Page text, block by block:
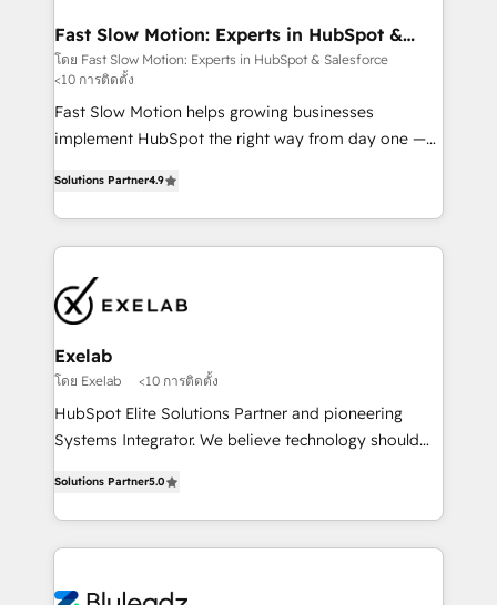
services include: - Choosing the right HubSpot
package for your business - Full CRM, Marketing, and
Sales Hub implementations - Custom dashboards
and reporting - Workflow automation and data
clean-up - Sales enablement and team training -
Leeds and London, we partner with SMEs across the
UK who are ready to turn HubSpot into the growth
engine it’s meant to be.
Fast Slow Motion: Experts in HubSpot &
Salesforce
โดย Fast Slow Motion: Experts in HubSpot & Salesforce
<10 การติดตั้ง
Fast Slow Motion helps growing businesses
implement HubSpot the right way from day one —
Highly certified in both HubSpot and Salesforce, we
bring deep experience in CRM implementation,
integrations, and data migration across modern
market and enterprise organizations, our team
combines strong technical execution with real
business perspective. Many of our consultants have
scaled businesses themselves, giving us a practical
understanding of what owners and operators need
as their systems, data, and processes evolve. Since
range of industries, including healthcare, software,
B2B services, manufacturing, financial services and
on delivering clean, scalable, AI-ready systems that
Solutions Partner4.9
Exelab
โดย Exelab <10 การติดตั้ง
HubSpot Elite Solutions Partner and pioneering
Systems Integrator. We believe technology should
Every engagement begins with clear objectives,
customer journey mapping, and measurable KPIs.
Only then we architect solutions. The question is
outcomes to deliver. -SYSTEM INTEGRATION-
Solutions Partner5.0